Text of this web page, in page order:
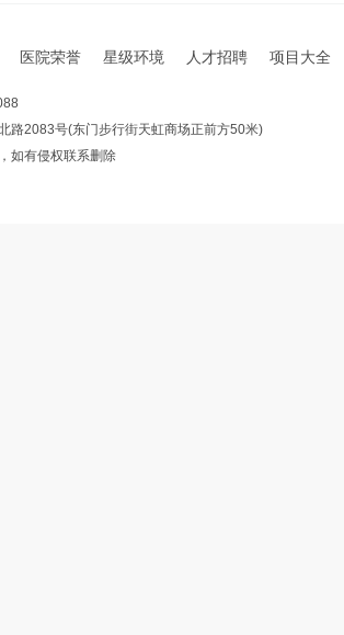
医院荣誉 星级环境 人才招聘 项目大全
路2083号(东门步行街天虹商场正前方50米)
如有侵权联系删除